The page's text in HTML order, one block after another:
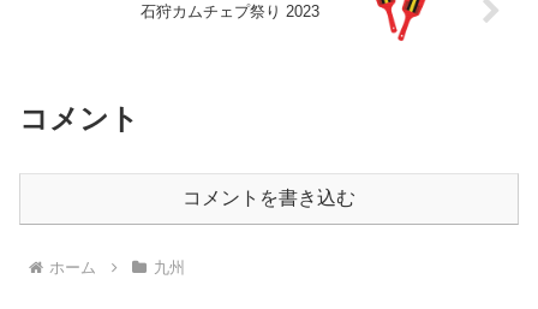
石狩カムチェプ祭り 2023
コメント
コメントを書き込む
ホーム 九州